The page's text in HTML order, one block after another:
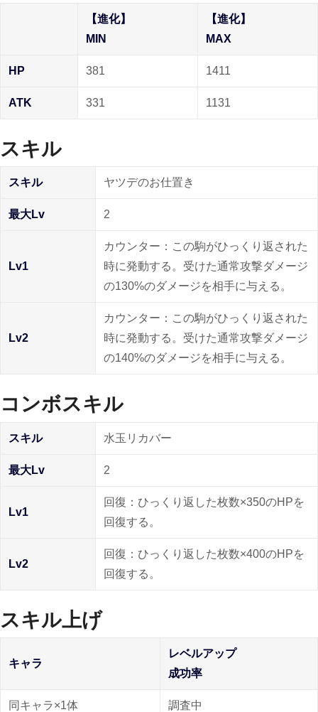
【進化】
MIN
【進化】
MAX
HP 381 1411
ATK 331 1131
スキル
スキル ヤツデのお仕置き
最大Lv 2
Lv1
カウンター：この駒がひっくり返された
時に発動する。受けた通常攻撃ダメージ
の130%のダメージを相手に与える。
Lv2
カウンター：この駒がひっくり返された
時に発動する。受けた通常攻撃ダメージ
の140%のダメージを相手に与える。
コンボスキル
スキル 水玉リカバー
最大Lv 2
Lv1
回復：ひっくり返した枚数×350のHPを
回復する。
Lv2
回復：ひっくり返した枚数×400のHPを
回復する。
スキル上げ
キャラ
レベルアップ
成功率
同キャラ×1体 調査中